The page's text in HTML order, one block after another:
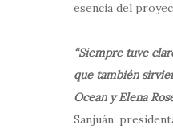
esencia del
“Siempre tuve
que también
Ocean y Elena
Sanjuán,